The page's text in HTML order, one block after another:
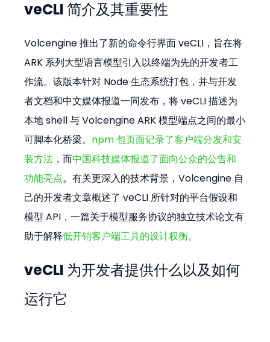
veCLI 简介及其重要性
Volcengine 推出了新的命令行界面 veCLI，旨在将
ARK 系列大型语言模型引入以终端为先的开发者工
作流。该版本针对 Node 生态系统打包，并与开发
者文档和中文媒体报道一同发布，将 veCLI 描述为
本地 shell 与 Volcengine ARK 模型端点之间的最小
可脚本化桥梁。 npm 包页面记录了客户端分发和安
装方法 ，而中国科技媒体报道了面向公众的公告和
功能亮点。有关更深入的技术背景，Volcengine 自
己的开发者文章概述了 veCLI 所针对的平台假设和
模型 API，一篇关于模型服务协议的独立技术论文有
助于解释低开销客户端工具的设计权衡。
veCLI 为开发者提供什么以及如何
运行它